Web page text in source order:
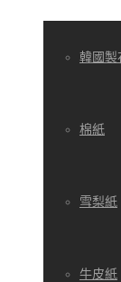
韓國製
棉紙
雪梨紙
牛皮紙